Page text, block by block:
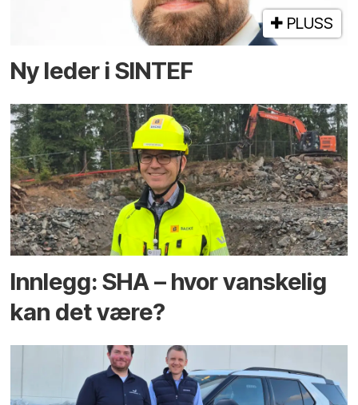
PLUSS
Ny leder i SINTEF
Innlegg: SHA – hvor vanskelig
kan det være?